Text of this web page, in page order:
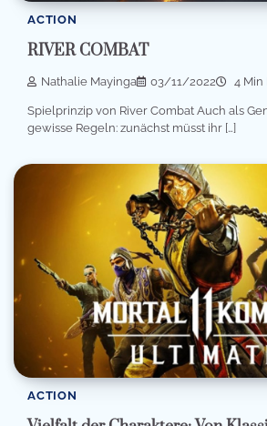
ACTION
RIVER COMBAT
Nathalie Mayinga 03/11/2022 4 Min
Spielprinzip von River Combat Auch als
gewisse Regeln: zunächst müsst ihr […]
ACTION